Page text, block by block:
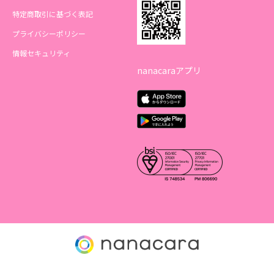
特定商取引に基づく表記
プライバシーポリシー
情報セキュリティ
nanacaraアプリ